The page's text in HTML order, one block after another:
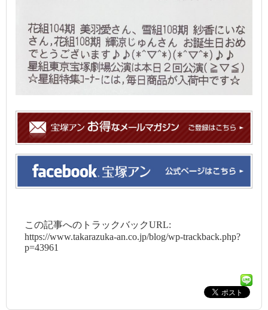
この記事へのトラックバックURL:
https://www.takarazuka-an.co.jp/blog/wp-trackback.php?
p=43961